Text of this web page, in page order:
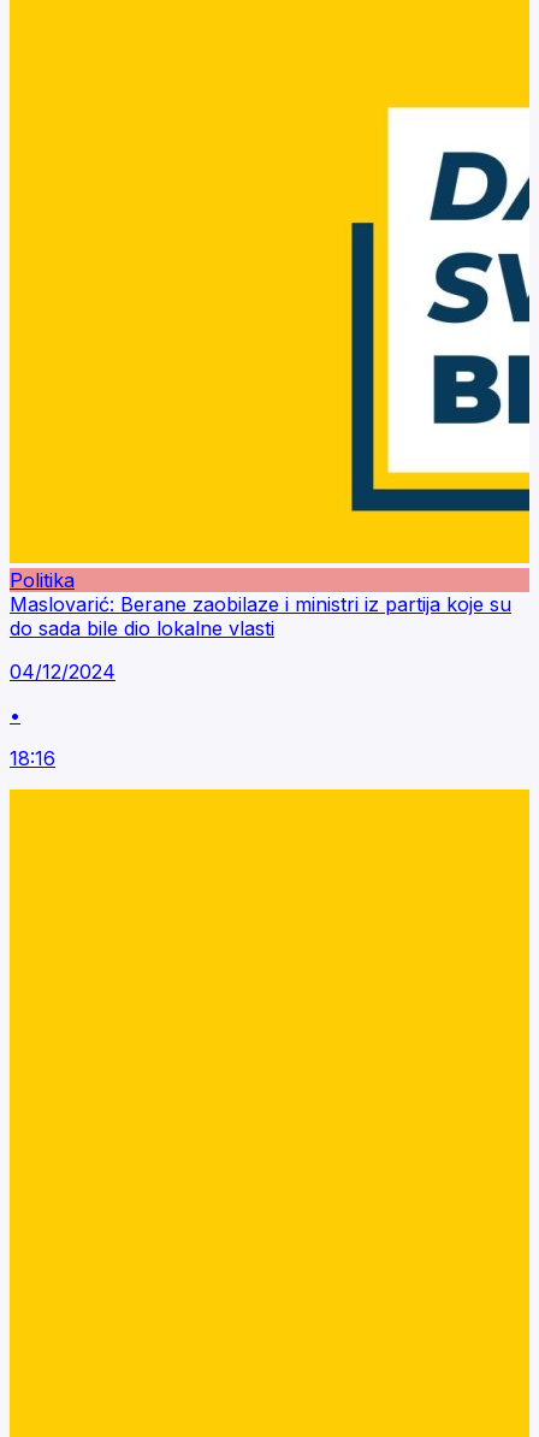
Politika
Maslovarić: Berane zaobilaze i ministri iz partija koje su
do sada bile dio lokalne vlasti
04/12/2024
•
18:16